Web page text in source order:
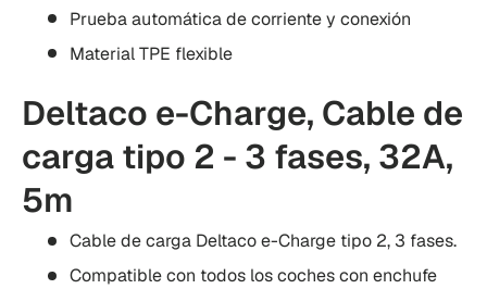
Prueba automática de corriente y conexión
Material TPE flexible
Deltaco e-Charge, Cable de
carga tipo 2 - 3 fases, 32A,
5m
Cable de carga Deltaco e-Charge tipo 2, 3 fases.
Compatible con todos los coches con enchufe